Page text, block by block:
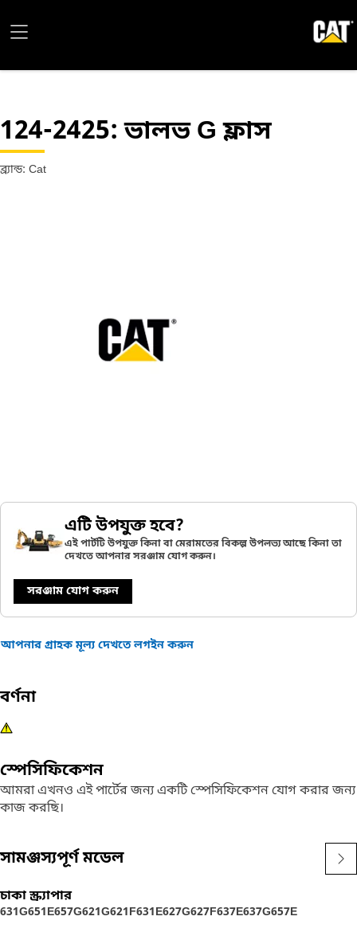
124-2425: ভালভ G ফ্লাস
ব্র্যান্ড: Cat
এটি উপযুক্ত হবে?
এই পার্টটি উপযুক্ত কিনা বা মেরামতের বিকল্প উপলভ্য আছে কিনা তা
দেখতে আপনার সরঞ্জাম যোগ করুন।
সরঞ্জাম যোগ করুন
আপনার গ্রাহক মূল্য দেখতে লগইন করুন
বর্ণনা
স্পেসিফিকেশন
আমরা এখনও এই পার্টের জন্য একটি স্পেসিফিকেশন যোগ করার জন্য
কাজ করছি।
সামঞ্জস্যপূর্ণ মডেল
চাকা স্ক্র্যাপার
631G651E657G621G621F631E627G627F637E637G657E